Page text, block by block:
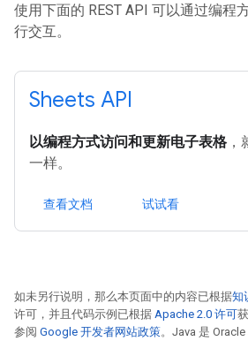
使用下面的 REST API 可以通过编程
行交互。
Sheets API
以编程方式访问和更新电子表格
一样。
查看文档 试试看
如未另行说明，那么本页面中的内容已根据知
许可，并且代码示例已根据 Apache 2.0 许可
参阅 Google 开发者网站政策。Java 是